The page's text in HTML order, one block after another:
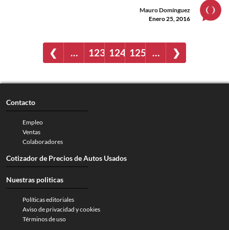
Mauro Domínguez
Enero 25, 2016
❮ … 123 124 125 … ❯
Contacto
Empleo
Ventas
Colaboradores
Cotizador de Precios de Autos Usados
Nuestras politicas
Políticas editoriales
Aviso de privacidad y cookies
Términos de uso